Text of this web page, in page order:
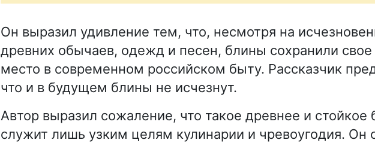
Он выразил удивление тем, что, несмотря на
древних обычаев, одежд и песен, блины сохранили
место в современном российском быту. Рассказчик
что и в будущем блины не исчезнут.
Автор выразил сожаление, что такое древнее и стойкое
служит лишь узким целям кулинарии и чревоугодия. Он